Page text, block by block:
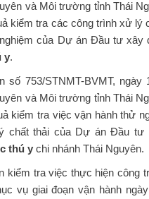
và Môi trường tỉnh Thái
kiểm tra các công trình xử lý
của Dự án Đầu tư xây
y.
số 753/STNMT-BVMT, ngày
và Môi trường tỉnh Thái
kiểm tra việc vận hành thử
chất thải của Dự án Đầu tư
thú ychi nhánh Thái Nguyên.
kiểm tra việc thực hiện công
vụ giai đoạn vận hành